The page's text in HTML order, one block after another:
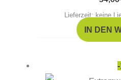
Lieferzeit: keine
IN DEN